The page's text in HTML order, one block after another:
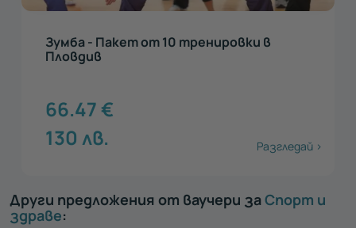
Зумба - Пакет от 10 тренировки в
Пловдив
66.47€
130 лв. Разгледай >
Други предложения от ваучери заСпорт и
здраве: